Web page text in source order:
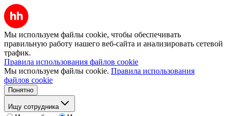
Мы используем файлы cookie, чтобы обеспечивать
правильную работу нашего веб-сайта и анализировать сетевой
трафик.
Правила использования файлов cookie
Мы используем файлы cookie. Правила использования
файлов cookie
Понятно
Ищу сотрудника